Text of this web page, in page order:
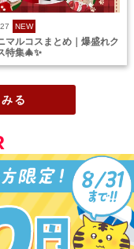
NEW
マルコスまとめ｜爆盛れク
特集🎄✨
る